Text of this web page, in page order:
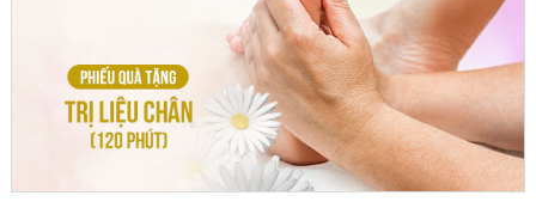
ĐĂNG KÝ